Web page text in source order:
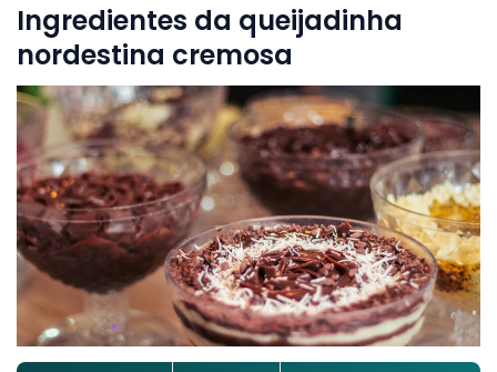
Ingredientes da queijadinha
nordestina cremosa